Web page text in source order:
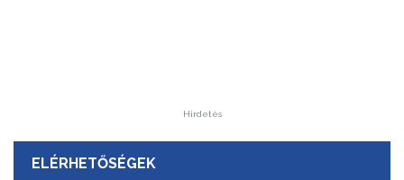
Hirdetés
ELÉRHETŐSÉGEK